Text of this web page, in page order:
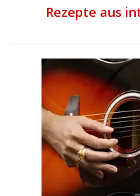
Rezepte aus